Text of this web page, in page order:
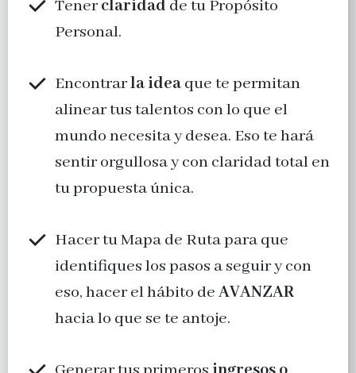
Tenerclaridad de tu Propósito
Personal.
Encontrarla idea que te permitan
alinear tus talentos con lo que el
mundo necesita y desea. Eso te hará
sentir orgullosa y con claridad total en
tu propuesta única.
Hacer tu Mapa de Ruta para que
identifiques los pasos a seguir y con
eso, hacer el hábito de AVANZAR
hacia lo que se te antoje.